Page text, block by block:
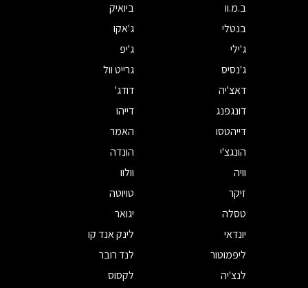
ב.מ.וו
ביואיק
בנטלי
ג'אקו
ג'ילי
ג'יפ
ג'נסיס
גרייט וול
דאצ'יה
דודג'
דונגפנג
דייהו
דייהטסו
האמר
הונגצ'י
הונדה
וויה
וולוו
זיקר
טויוטה
טסלה
יגואר
יונדאי
לינק אנד קו
ליפמוטור
לנד רובר
לנצ'יה
לקסוס